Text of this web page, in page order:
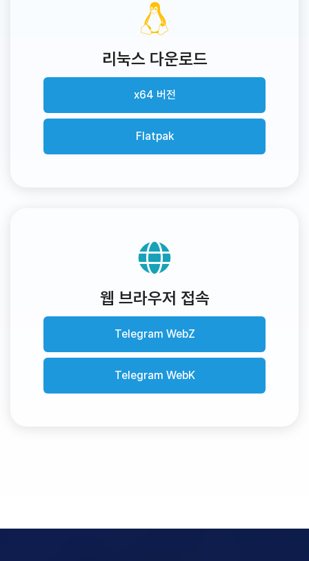
리눅스 다운로드
x64 버전
Flatpak
웹 브라우저 접속
Telegram WebZ
Telegram WebK